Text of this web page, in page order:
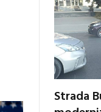
Strada